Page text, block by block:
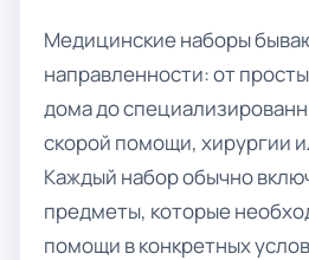
Медицинские наборы
направленности: от
дома до
скорой помощи, хирургии
Каждый набор обычно
предметы, которые
помощи в конкретных